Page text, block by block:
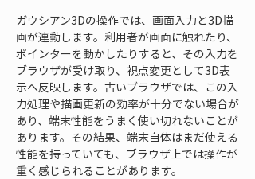
ガウシアン3Dの操作では、画面入力と3D描
画が連動します。利用者が画面に触れたり、
ポインターを動かしたりすると、その入力を
ブラウザが受け取り、視点変更として3D表
示へ反映します。古いブラウザでは、この入
力処理や描画更新の効率が十分でない場合が
あり、端末性能をうまく使い切れないことが
あります。その結果、端末自体はまだ使える
性能を持っていても、ブラウザ上では操作が
重く感じられることがあります。